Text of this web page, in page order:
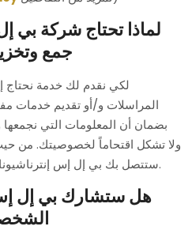
لماذا تحتاج شركة بي
جمع
لكي نقدم لك خدمة
المراسلات و/أو تقديم خدمات
بضمان أن المعلومات التي
ولا تشكل اقتحاماً لخصوصيتك. من
ستتصل بك بي إل إس إنترناشيونال للحصول على موافقة إضافية.
هل ستشارك بي إل إس